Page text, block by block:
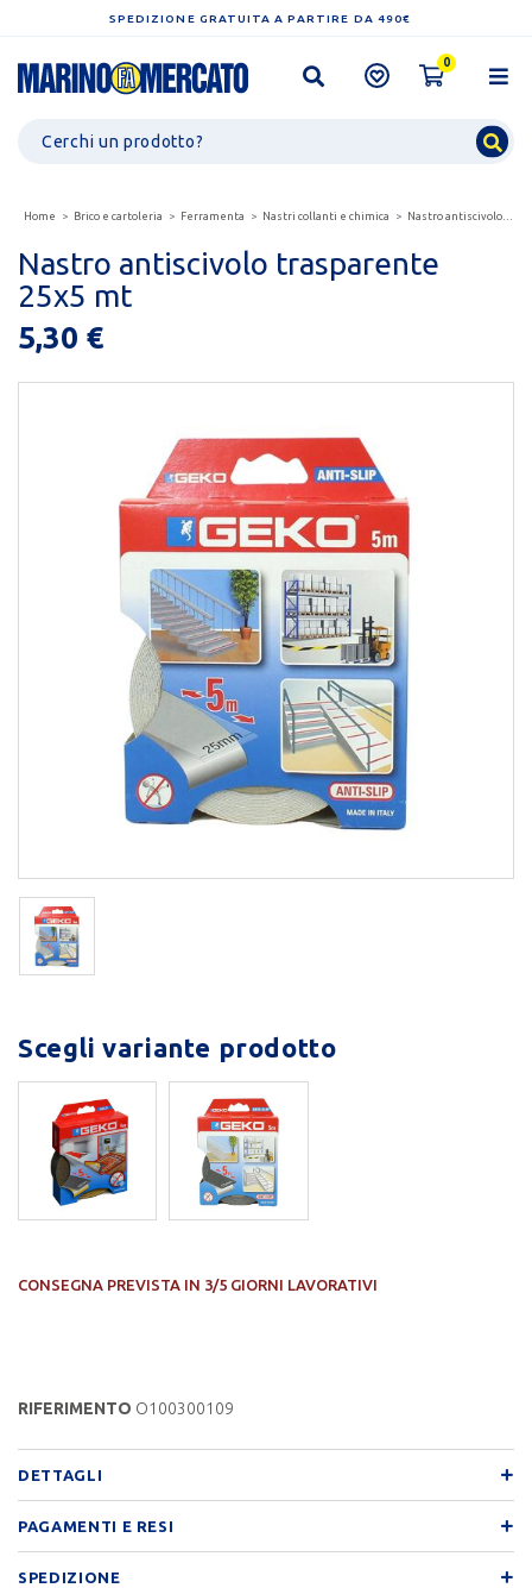
SPEDIZIONE GRATUITA A PARTIRE DA 490€
0
Home Brico e cartoleria Ferramenta Nastri collanti e chimica Nastro antiscivolo trasparente 25x5 mt
Nastro antiscivolo trasparente
25x5 mt
5,30 €
Scegli variante prodotto
CONSEGNA PREVISTA IN 3/5 GIORNI LAVORATIVI
RIFERIMENTO O100300109
DETTAGLI
PAGAMENTI E RESI
SPEDIZIONE